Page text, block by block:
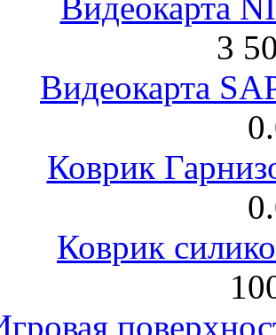
3
Видеокарта
Коврик
Коврик